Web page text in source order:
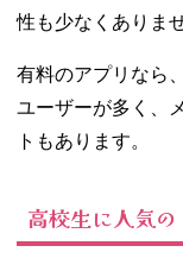
性も少なくありま
有料のアプリなら
ユーザーが多く、
トもあります。
高校生に人気